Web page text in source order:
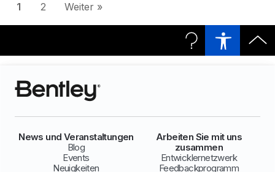
1 2 Weiter »
News und Veranstaltungen
Blog
Events
Neuigkeiten
Arbeiten Sie mit uns
zusammen
Entwicklernetzwerk
Feedbackprogramm